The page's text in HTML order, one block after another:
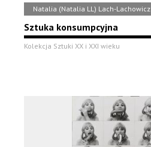
Natalia (Natalia LL) Lach-Lachowicz
Sztuka konsumpcyjna
Kolekcja Sztuki XX i XXI wieku